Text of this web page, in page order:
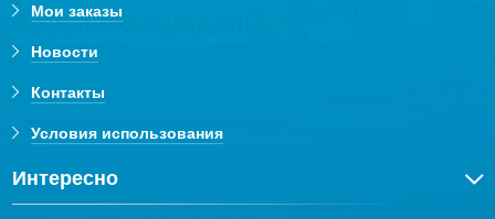
Мои заказы
Новости
Контакты
Условия использования
Интересно